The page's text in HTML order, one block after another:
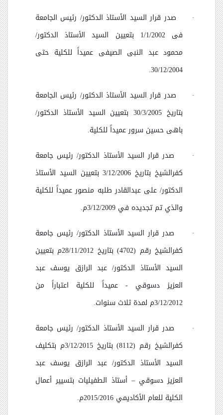
·
صدر قرار السيد الأستاذ الدكتور/ رئيس الجامعة
فى 1/1/2002 بتعيين السيد الأستاذ الدكتور/
محمود عبد النبى الصيفى عميداً للكلية حتى
30/12/2004.
·
صدر قرار السيد الأستاذ الدكتور/ رئيس الجامعة
بتاريخ 30/3/2005 بتعيين السيد الأستاذ الدكتور/
باهى حسين سرور عميداً للكلية.
·
صدر قرار السيد الأستاذ الدكتور/ رئيس جامعة
كفرالشيخ بتاريخ 3/12/2006 بتعيين السيد الأستاذ
الدكتور/ على عبدالقادر طلبه منصور عميداً للكلية
والذي تم تجديده في 3/12/2009م.
·
صدر قرار السيد الأستاذ الدكتور/ رئيس جامعة
كفرالشيخ رقم (4702) بتاريخ 28/11/2012م بتعيين
السيد الأستاذ الدكتور/ عبد الرازق يوسف عبد
العزيز دسوقي - عميداً للكلية اعتباراً من
3/12/2012م لمدة ثلاث سنوات.
·
صدر قرار السيد الأستاذ الدكتور/ رئيس جامعة
كفرالشيخ رقم (8112) بتاريخ 3/12/2015م بتكليف
السيد الأستاذ الدكتور/ عبد الرازق يوسف عبد
العزيز دسوقي– أستاذ الطفيليات بتسيير أعمال
الكلية للعام الأكاديمي 2015/2016م.